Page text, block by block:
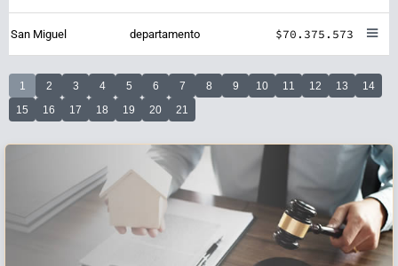
San Miguel departamento $70.375.573
1 2 3 4 5 6 7 8 9 10 11 12 13
14
15
16 17 18 19 20 21